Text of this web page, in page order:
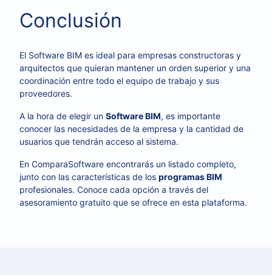
Conclusión
El Software BIM es ideal para empresas constructoras y
arquitectos que quieran mantener un orden superior y una
coordinación entre todo el equipo de trabajo y sus
proveedores.
A la hora de elegir un Software BIM, es importante
conocer las necesidades de la empresa y la cantidad de
usuarios que tendrán acceso al sistema.
En ComparaSoftware encontrarás un listado completo,
junto con las características de los programas BIM
profesionales. Conoce cada opción a través del
asesoramiento gratuito que se ofrece en esta plataforma.